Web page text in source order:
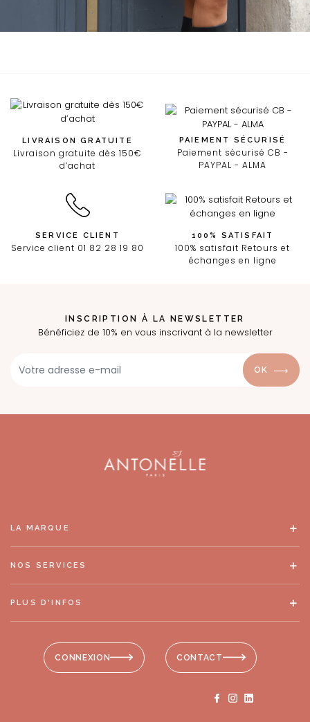
LIVRAISON GRATUITE
Livraison gratuite dès 150€
d’achat
PAIEMENT SÉCURISÉ
Paiement sécurisé CB -
PAYPAL - ALMA
SERVICE CLIENT
Service client 01 82 28 19 80
100% SATISFAIT
100% satisfait Retours et
échanges en ligne
INSCRIPTION À LA NEWSLETTER
Bénéficiez de 10% en vous inscrivant à la newsletter
OK
CONNEXION CONTACT
LA MARQUE
NOS SERVICES
PLUS D'INFOS